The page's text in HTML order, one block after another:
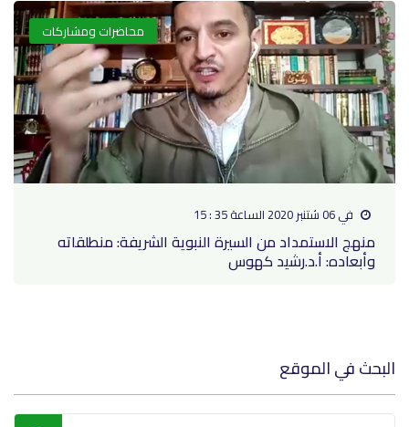
محاضرات ومشاركات
في 06 شتنبر 2020 الساعة 35 : 15
منهج الاستمداد من السيرة النبوية الشريفة: منطلقاته
وأبعاده: أ.د.رشيد كهوس
البحث في الموقع